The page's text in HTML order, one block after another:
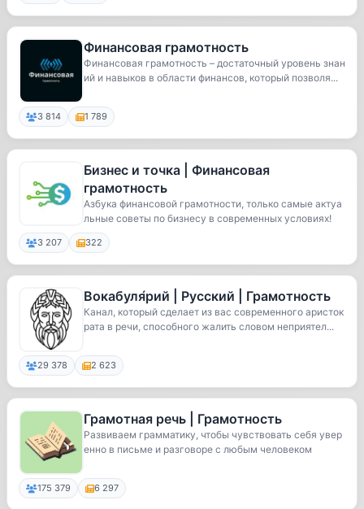
Финансовая грамотность
Финансовая грамотность – достаточный уровень знан
ий и навыков в области финансов, который позволя...
3 814 1 789
Бизнес и точка | Финансовая
грамотность
Азбука финансовой грамотности, только самые актуа
льные советы по бизнесу в современных условиях!
3 207 322
Вокабуля́рий | Русский | Грамотность
Канал, который сделает из вас современного аристок
рата в речи, способного жалить словом неприятел...
29 378 2 623
Грамотная речь | Грамотность
Развиваем грамматику, чтобы чувствовать себя увер
енно в письме и разговоре с любым человеком
175 379 6 297